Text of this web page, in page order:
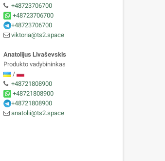
+48723706700
+48723706700
+48723706700
viktoria@ts2.space
Anatolijus Livaševskis
Produkto vadybininkas
/
+48721808900
+48721808900
+48721808900
anatolii@ts2.space